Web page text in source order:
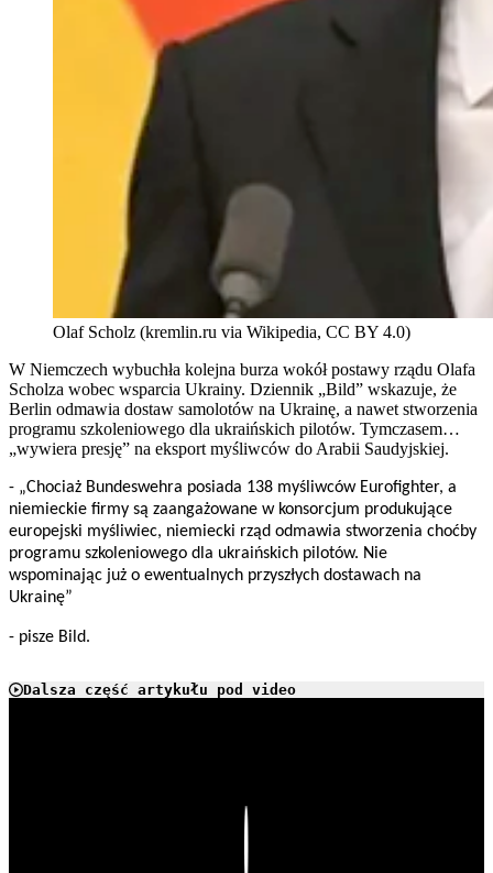
Olaf Scholz (kremlin.ru via Wikipedia, CC BY 4.0)
W Niemczech wybuchła kolejna burza wokół postawy rządu Olafa
Scholza wobec wsparcia Ukrainy. Dziennik „Bild” wskazuje, że
Berlin odmawia dostaw samolotów na Ukrainę, a nawet stworzenia
programu szkoleniowego dla ukraińskich pilotów. Tymczasem…
„wywiera presję” na eksport myśliwców do Arabii Saudyjskiej.
- „Chociaż Bundeswehra posiada 138 myśliwców Eurofighter, a
niemieckie firmy są zaangażowane w konsorcjum produkujące
europejski myśliwiec, niemiecki rząd odmawia stworzenia choćby
programu szkoleniowego dla ukraińskich pilotów. Nie
wspominając już o ewentualnych przyszłych dostawach na
Ukrainę”
- pisze Bild.
Dalsza część artykułu pod video